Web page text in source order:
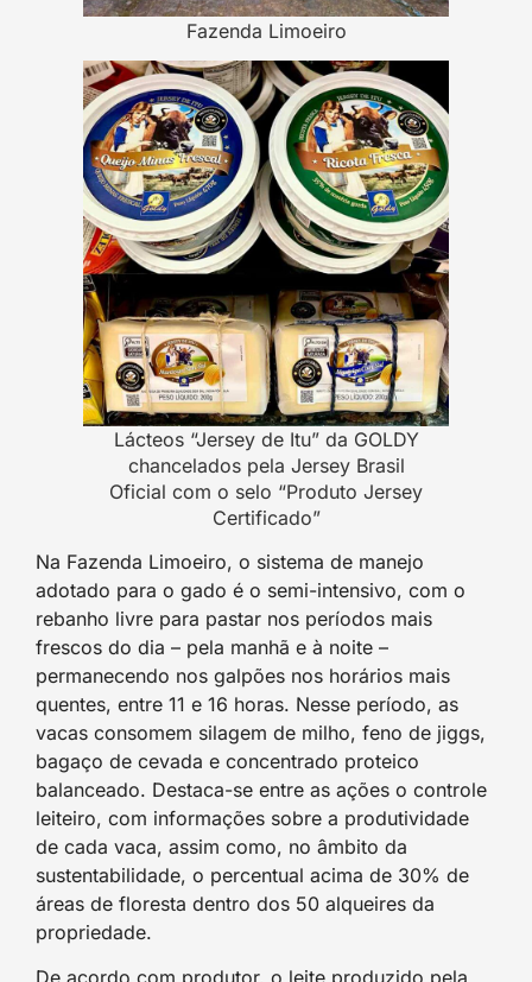
Fazenda Limoeiro
Lácteos “Jersey de Itu” da GOLDY
chancelados pela Jersey Brasil
Oficial com o selo “Produto Jersey
Certificado”
Na Fazenda Limoeiro, o sistema de manejo
adotado para o gado é o semi-intensivo, com o
rebanho livre para pastar nos períodos mais
frescos do dia – pela manhã e à noite –
permanecendo nos galpões nos horários mais
quentes, entre 11 e 16 horas. Nesse período, as
vacas consomem silagem de milho, feno de jiggs,
bagaço de cevada e concentrado proteico
balanceado. Destaca-se entre as ações o controle
leiteiro, com informações sobre a produtividade
de cada vaca, assim como, no âmbito da
sustentabilidade, o percentual acima de 30% de
áreas de floresta dentro dos 50 alqueires da
propriedade.
De acordo com produtor, o leite produzido pela